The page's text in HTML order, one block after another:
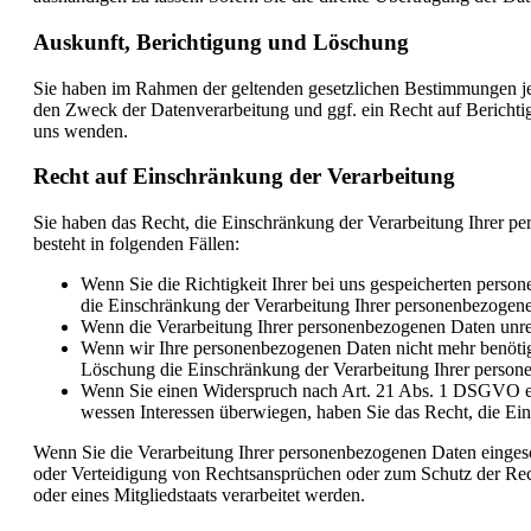
Auskunft, Berichtigung und Löschung
Sie haben im Rahmen der geltenden gesetzlichen
den Zweck der Datenverarbeitung und ggf. ein Recht auf
uns wenden.
Recht auf Einschränkung der Verarbeitung
Sie haben das Recht, die Einschränkung der Verarbeitung Ihrer
besteht in folgenden Fällen:
Wenn Sie die Richtigkeit Ihrer bei uns gespeicherten
die Einschränkung der Verarbeitung Ihrer
Wenn die Verarbeitung Ihrer personenbezogenen Daten
Wenn wir Ihre personenbezogenen Daten nicht mehr
Löschung die Einschränkung der Verarbeitung Ihrer
Wenn Sie einen Widerspruch nach Art. 21 Abs. 1 DSGVO
wessen Interessen überwiegen, haben Sie das Recht, die
Wenn Sie die Verarbeitung Ihrer personenbezogenen Daten
oder Verteidigung von Rechtsansprüchen oder zum Schutz der
oder eines Mitgliedstaats verarbeitet werden.